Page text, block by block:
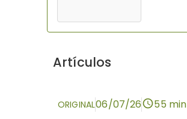
Artículos
ORIGINAL06/07/26 55 min